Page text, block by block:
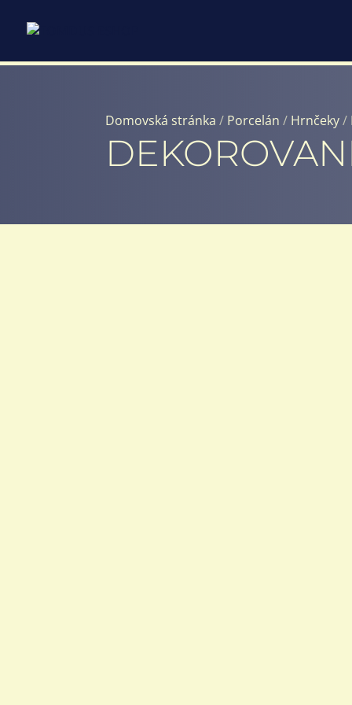
Domovská stránka / Porcelán / Hrnčeky/